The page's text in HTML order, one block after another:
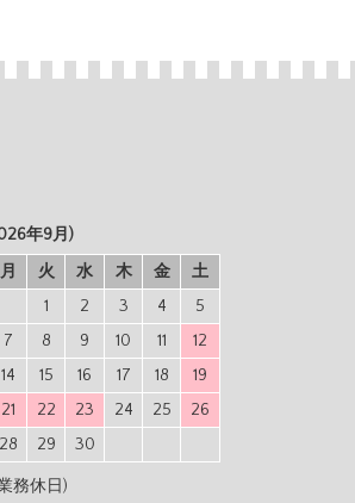
年9月)
月 火 水 木 金
土
1
2 3 4
5
7 8 9 10 11
12
14 15 16 17 18
19
21 22 23 24 25
26
28 29 30
務休日)